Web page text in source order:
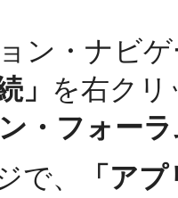
ン・ナビ
」 を右ク
・フォー
で、
「ア